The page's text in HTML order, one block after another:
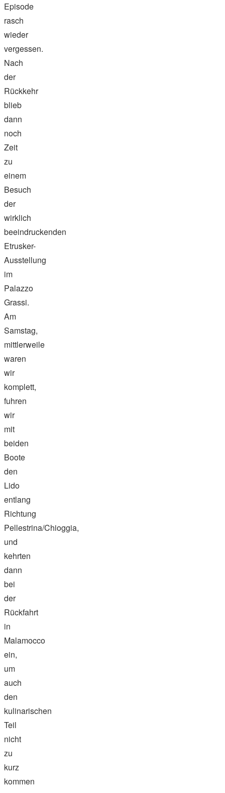
Episode
rasch
wieder
vergessen.
Nach
der
Rückkehr
blieb
dann
noch
Zeit
zu
einem
Besuch
der
wirklich
beeindruckenden
Etrusker-
Ausstellung
im
Palazzo
Grassi.
Am
Samstag,
mittlerweile
waren
wir
komplett,
fuhren
wir
mit
beiden
Boote
den
Lido
entlang
Richtung
Pellestrina/Chioggia,
und
kehrten
dann
bei
der
Rückfahrt
in
Malamocco
ein,
um
auch
den
kulinarischen
Teil
nicht
zu
kurz
kommen